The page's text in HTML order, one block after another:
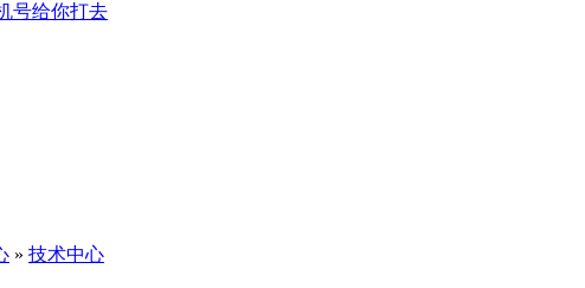
» 技术中心